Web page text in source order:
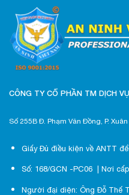
CÔNG TY CỔ PHẦN TM DỊCH
Số 255B Đ. Phạm Văn Đồng, P.
Giấy Đủ điều kiện về ANTT
Số: 168/GCN -PC06 | Nơi
Người đại diện: Ông Đỗ Thế